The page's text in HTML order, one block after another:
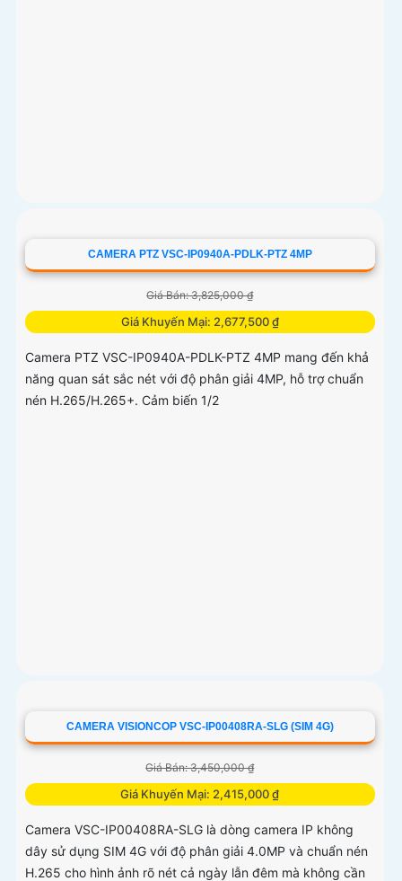
CAMERA PTZ VSC-IP0940A-PDLK-PTZ 4MP
Giá Bán: 3,825,000 ₫
Giá Khuyến Mại: 2,677,500 ₫
Camera PTZ VSC-IP0940A-PDLK-PTZ 4MP mang đến khả
năng quan sát sắc nét với độ phân giải 4MP, hỗ trợ chuẩn
nén H.265/H.265+. Cảm biến 1/2
CAMERA VISIONCOP VSC-IP00408RA-SLG (SIM 4G)
Giá Bán: 3,450,000 ₫
Giá Khuyến Mại: 2,415,000 ₫
Camera VSC-IP00408RA-SLG là dòng camera IP không
dây sử dụng SIM 4G với độ phân giải 4.0MP và chuẩn nén
H.265 cho hình ảnh rõ nét cả ngày lẫn đêm mà không cần